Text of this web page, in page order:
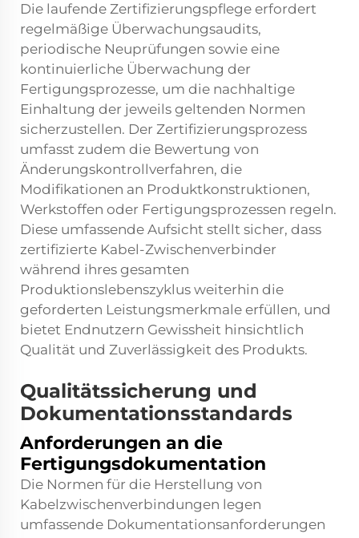
Die laufende Zertifizierungspflege erfordert
regelmäßige Überwachungsaudits,
periodische Neuprüfungen sowie eine
kontinuierliche Überwachung der
Fertigungsprozesse, um die nachhaltige
Einhaltung der jeweils geltenden Normen
sicherzustellen. Der Zertifizierungsprozess
umfasst zudem die Bewertung von
Änderungskontrollverfahren, die
Modifikationen an Produktkonstruktionen,
Werkstoffen oder Fertigungsprozessen regeln.
Diese umfassende Aufsicht stellt sicher, dass
zertifizierte Kabel-Zwischenverbinder
während ihres gesamten
Produktionslebenszyklus weiterhin die
geforderten Leistungsmerkmale erfüllen, und
bietet Endnutzern Gewissheit hinsichtlich
Qualität und Zuverlässigkeit des Produkts.
Qualitätssicherung und
Dokumentationsstandards
Anforderungen an die
Fertigungsdokumentation
Die Normen für die Herstellung von
Kabelzwischenverbindungen legen
umfassende Dokumentationsanforderungen